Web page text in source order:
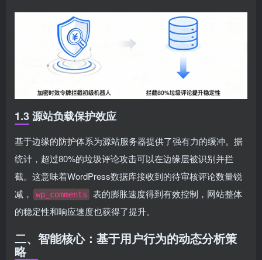
1.3 源站负载保护效应
基于边缘的防护体系为源站服务器提供了强有力的缓冲。据
统计，超过80%的垃圾评论攻击可以在边缘层被识别并拦
截。这意味着WordPress数据库接收到的待审核评论数量锐
减，
wp_comments
表的膨胀速度得到有效控制，网站整体
的稳定性和响应速度也获得了提升。
二、智能核心：基于用户行为的动态分析策
略